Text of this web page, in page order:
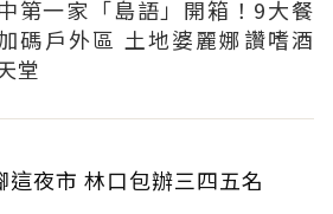
第一家「島語」開箱！9大餐
碼戶外區 土地婆麗娜讚嗜酒
堂
這夜市 林口包辦三四五名